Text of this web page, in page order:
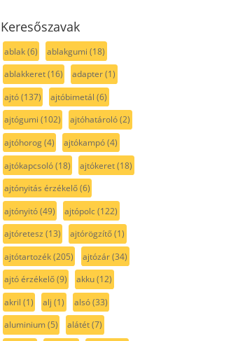
Keresőszavak
ablak(6) ablakgumi (18)
ablakkeret(16) adapter(1)
ajtó(137) ajtóbimetál (6)
ajtógumi (102) ajtóhatároló(2)
ajtóhorog(4) ajtókampó(4)
ajtókapcsoló(18) ajtókeret(18)
ajtónyitás érzékelő(6)
ajtónyitó(49) ajtópolc(122)
ajtóretesz (13) ajtórögzítő(1)
ajtótartozék(205) ajtózár(34)
ajtó érzékelő(9) akku(12)
akril (1) alj (1) alsó(33)
aluminium(5) alátét(7)